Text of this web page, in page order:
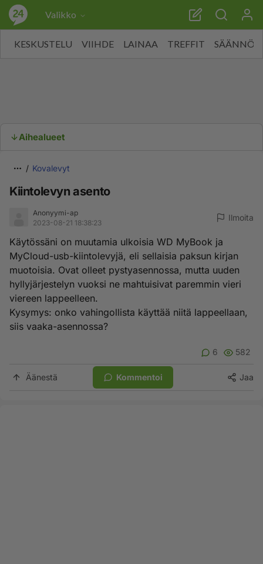
Valikko
KESKUSTELU VIIHDE LAINAA TREFFIT SÄÄNNÖT
Aihealueet
Kovalevyt
Kiintolevyn asento
Anonyymi-ap
2023-08-21 18:38:23
Ilmoita
Käytössäni on muutamia ulkoisia WD MyBook ja
MyCloud-usb-kiintolevyjä, eli sellaisia paksun kirjan
muotoisia. Ovat olleet pystyasennossa, mutta uuden
hyllyjärjestelyn vuoksi ne mahtuisivat paremmin vieri
viereen lappeelleen.
Kysymys: onko vahingollista käyttää niitä lappeellaan,
siis vaaka-asennossa?
6 582
Äänestä Kommentoi Jaa